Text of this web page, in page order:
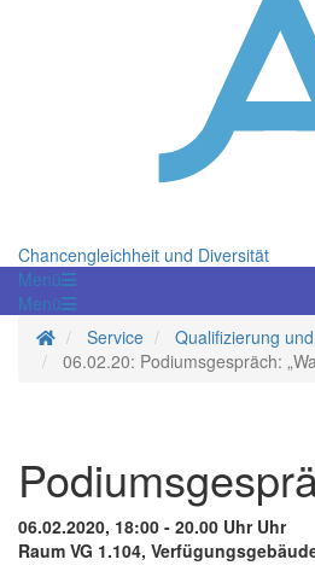
Chancengleichheit und Diversität
Menü
Menü
Startseite
Service Qualifizierung
06.02.20: Podiumsgespräch:
06.02.2020, 18:00 - 20.00 Uhr Uhr
Raum VG 1.104,